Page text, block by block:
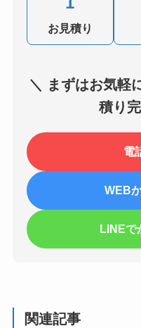
お見積り
＼ まずはお気軽
積り
電
WEB
LINEで
関連記事